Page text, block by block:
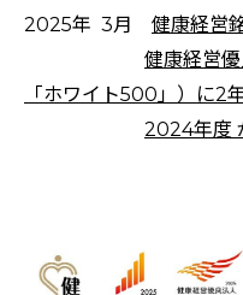
2025年 3月 健康経営
健康経営
「ホワイト500」）に2
2024年度